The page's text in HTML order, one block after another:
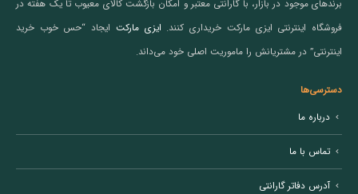
برندهای موجود در بازار، با گارانتی معتبر و امکان بازگشت کالای معیوب تا یک هفته در
فروشگاه اینترنتی ایزی مارکت خریداری کنند. ایزی مارکت ایجاد “حس خوب خرید
اینترنتی” در مشتریانش را ماموریت اصلی خود می‌داند.
دسترسی‌ها
درباره ما
تماس با ما
آدرس دفاتر گارانتی